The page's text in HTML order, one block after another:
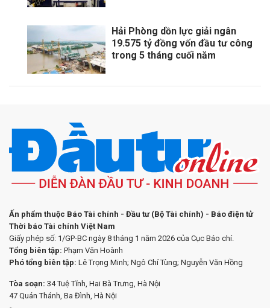
Hải Phòng dồn lực giải ngân
19.575 tỷ đồng vốn đầu tư công
trong 5 tháng cuối năm
Ấn phẩm thuộc Báo Tài chính - Đầu tư (Bộ Tài chính) - Báo điện tử
Thời báo Tài chính Việt Nam
Giấy phép số: 1/GP-BC ngày 8 tháng 1 năm 2026 của Cục Báo chí.
Tổng biên tập: Phạm Văn Hoành
Phó tổng biên tập: Lê Trọng Minh; Ngô Chí Tùng; Nguyễn Văn Hồng
Tòa soạn: 34 Tuệ Tĩnh, Hai Bà Trưng, Hà Nội
47 Quán Thánh, Ba Đình, Hà Nội